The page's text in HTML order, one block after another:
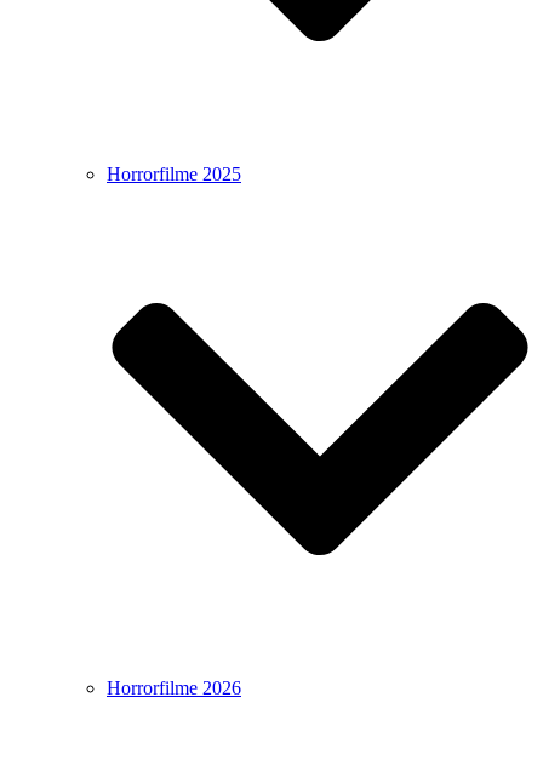
Horrorfilme 2025
Horrorfilme 2026